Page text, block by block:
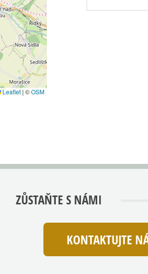
Leaflet | ©OSM
ZŮSTAŇTE S NÁMI
KONTAKTUJTE